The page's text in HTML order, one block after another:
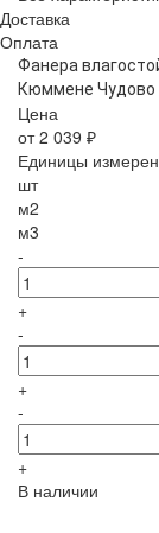
Доставка
Оплата
Фанера
Кюммене Чудово
Цена
от 2 039 ₽
Единицы
шт
м2
м3
-
+
-
+
-
+
В наличии